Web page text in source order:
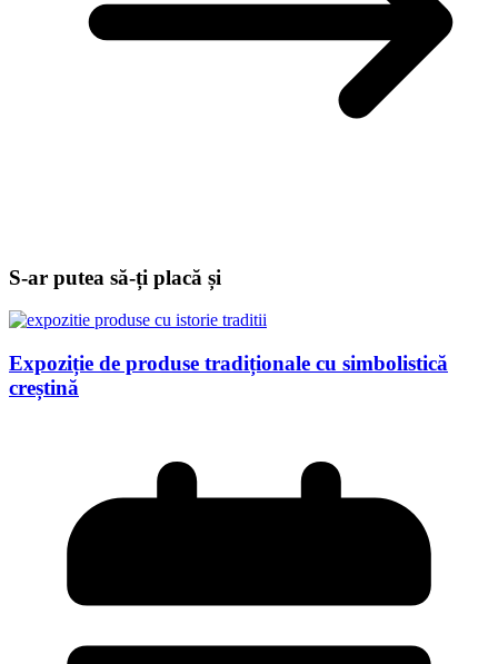
S-ar putea să-ți placă și
Expoziție de produse tradiționale cu simbolistică
creștină